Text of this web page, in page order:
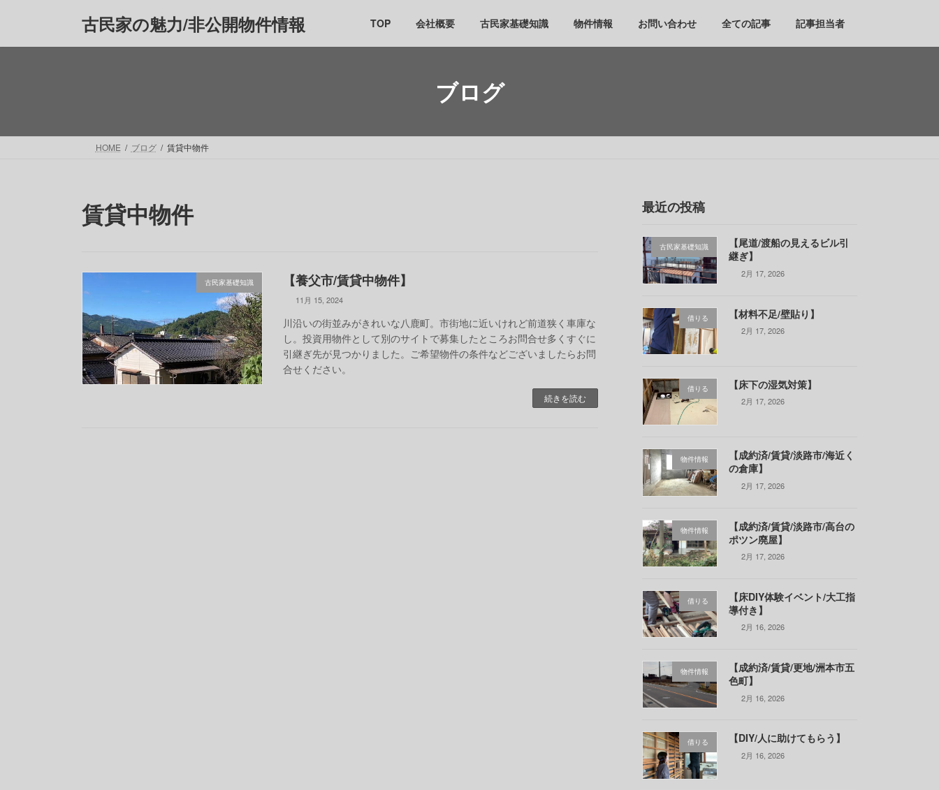
ッ
移
古民家の魅力/非公開物件情報 TOP 会社概要 古民家基礎知識 物件情報 お問い合わせ 全ての記事 記事担当者
ブログ
HOME ブログ 賃貸中物件
賃貸中物件
古民家基礎知識 【養父市/賃貸中物件】
11月 15, 2024
川沿いの街並みがきれいな八鹿町。市街地に近いけれど前道狭く車庫な
し。投資用物件として別のサイトで募集したところお問合せ多くすぐに
引継ぎ先が見つかりました。ご希望物件の条件などございましたらお問
合せください。
続きを読む
最近の投稿
古民家基礎知識
【尾道/渡船の見えるビル引
継ぎ】
2月 17, 2026
借りる 【材料不足/壁貼り】
2月 17, 2026
借りる 【床下の湿気対策】
2月 17, 2026
物件情報
【成約済/賃貸/淡路市/海近く
の倉庫】
2月 17, 2026
物件情報
【成約済/賃貸/淡路市/高台の
ポツン廃屋】
2月 17, 2026
借りる
【床DIY体験イベント/大工指
導付き】
2月 16, 2026
物件情報
【成約済/賃貸/更地/洲本市五
色町】
2月 16, 2026
借りる 【DIY/人に助けてもらう】
2月 16, 2026